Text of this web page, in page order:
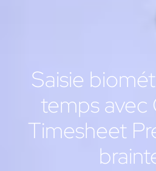
Saisie
temps
Timesheet